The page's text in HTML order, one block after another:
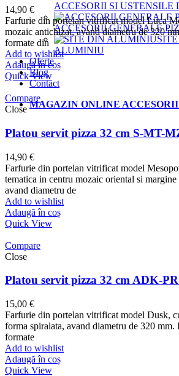
ACCESORII SI USTENSILE
ACCESORII GENERALE
ALUMINIU
Oferte
Blog
Contact
MAGAZIN ONLINE
14,90 €
Farfurie din portelan vitrificat model Luca
mozaic antichizat, avand diametru de 320
formate din
Add to wishlist
Adaugă în coș
Quick View
Compare
Close
Platou servit pizza 32 cm S-MT-
14,90 €
Farfurie din portelan vitrificat model
tematica in centru mozaic oriental si
avand diametru de
Add to wishlist
Adaugă în coș
Quick View
Compare
Close
Platou servit pizza 32 cm ADK-
15,00 €
Farfurie din portelan vitrificat model Dusk,
forma spiralata, avand diametru de 320
formate
Add to wishlist
Adaugă în coș
Quick View